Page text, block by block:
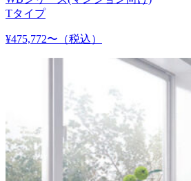
Tタイプ
¥475,772〜 （税込）